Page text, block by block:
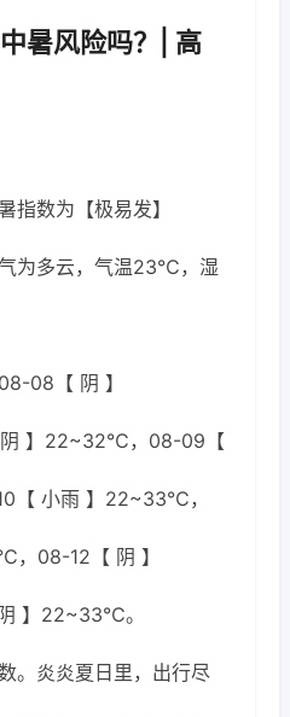
暑风险吗？| 高
指数为【极易发】
为多云，气温23℃，湿
08【 阴 】
】22~32℃，08-09【
【 小雨 】22~33℃，
08-12【 阴 】
】22~33℃。
。炎炎夏日里，出行尽